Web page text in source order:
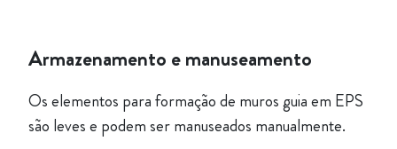
Armazenamento e manuseamento
Os elementos para formação de muros guia em EPS
são leves e podem ser manuseados manualmente.